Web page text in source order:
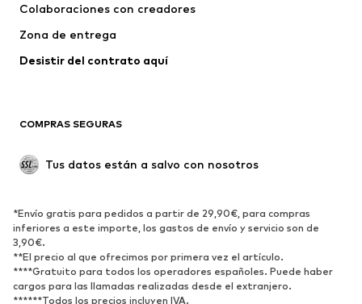
Ropa interior
Jerséis y cárdigans
Trajes y chaquetas
Ropa de baño
Nuevo
Tendencia
Zapatos bajos
Zapatos deportivos
Zapatos abiertos
DEPORTE
Colaboraciones con creadores
Zona de entrega
Desistir del contrato aquí
COMPRAS SEGURAS
Tus datos están a salvo con nosotros
*Envío gratis para pedidos a partir de 29,90€, para compras
inferiores a este importe, los gastos de envío y servicio son de
3,90€.
**El precio al que ofrecimos por primera vez el artículo.
****Gratuito para todos los operadores españoles. Puede haber
cargos para las llamadas realizadas desde el extranjero.
******Todos los precios incluyen IVA.